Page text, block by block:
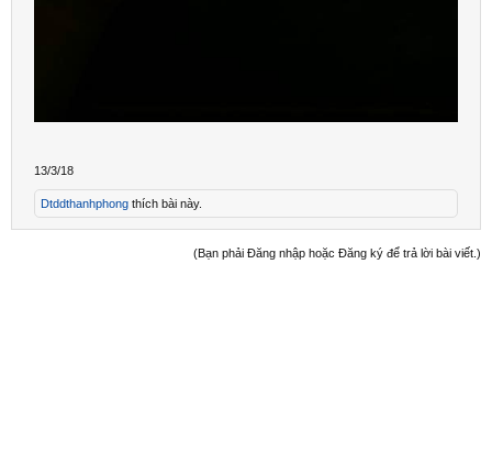
13/3/18
Dtddthanhphong thích bài này.
(Bạn phải Đăng nhập hoặc Đăng ký để trả lời bài viết.)